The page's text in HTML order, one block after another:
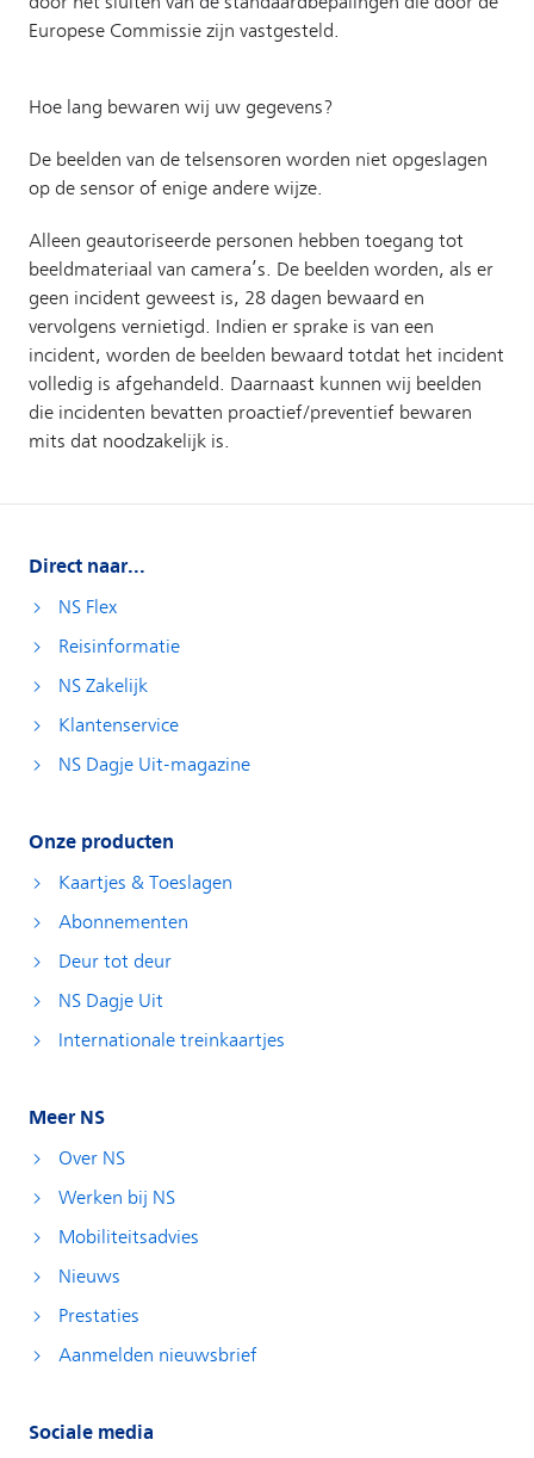
Direct naar...
NS Flex
Reisinformatie
NS Zakelijk
Klantenservice
NS Dagje Uit-magazine
Onze producten
Kaartjes & Toeslagen
Abonnementen
Deur tot deur
NS Dagje Uit
Internationale treinkaartjes
Meer NS
Over NS
Werken bij NS
Mobiliteitsadvies
Nieuws
Prestaties
Aanmelden nieuwsbrief
Sociale media